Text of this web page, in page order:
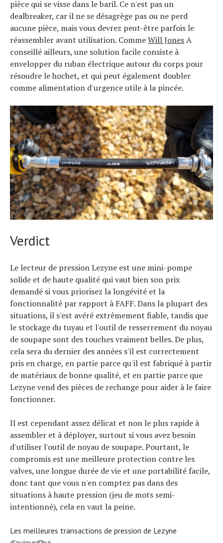
pièce qui se visse dans le baril. Ce n'est pas un
dealbreaker, car il ne se désagrège pas ou ne perd
aucune pièce, mais vous devrez peut-être parfois le
réassembler avant utilisation. CommeWill JonesA
conseillé ailleurs, une solution facile consiste à
envelopper du ruban électrique autour du corps pour
résoudre le hochet, et qui peut également doubler
comme alimentation d'urgence utile à la pincée.
Verdict
Le lecteur de pression Lezyne est une mini-pompe
solide et de haute qualité qui vaut bien son prix
demandé si vous priorisez la longévité et la
fonctionnalité par rapport à FAFF. Dans la plupart des
situations, il s'est avéré extrêmement fiable, tandis que
le stockage du tuyau et l'outil de resserrement du noyau
de soupape sont des touches vraiment belles. De plus,
cela sera du dernier des années s'il est correctement
pris en charge, en partie parce qu'il est fabriqué à partir
de matériaux de bonne qualité, et en partie parce que
Lezyne vend des pièces de rechange pour aider à le faire
fonctionner.
Il est cependant assez délicat et non le plus rapide à
assembler et à déployer, surtout si vous avez besoin
d'utiliser l'outil de noyau de soupape. Pourtant, le
compromis est une meilleure protection contre les
valves, une longue durée de vie et une portabilité facile,
donc tant que vous n'en comptez pas dans des
situations à haute pression (jeu de mots semi-
intentionné), cela en vaut la peine.
Les meilleures transactions de pression de Lezyne